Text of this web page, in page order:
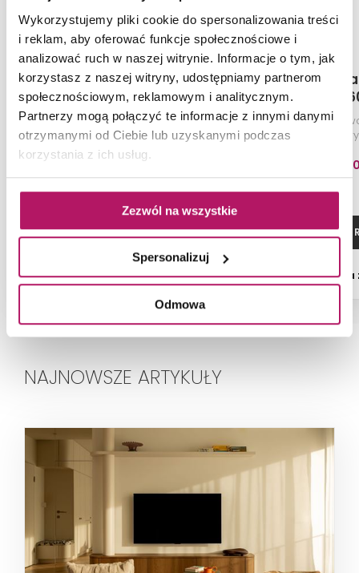
Wykorzystujemy pliki cookie do spersonalizowania treści
i reklam, aby oferować funkcje społecznościowe i
analizować ruch w naszej witrynie. Informacje o tym, jak
korzystasz z naszej witryny, udostępniamy partnerom
społecznościowym, reklamowym i analitycznym.
Partnerzy mogą połączyć te informacje z innymi danymi
otrzymanymi od Ciebie lub uzyskanymi podczas
korzystania z ich usług.
Zezwól na wszystkie
Spersonalizuj
Odmowa
Oristo Brylant OR36-
SD2S-60-2R
Szafka podumywalkowa 60 cm,
biały mat ryflowany
1 958,40 PLN
ZOBACZ PRODUKT
Dostępność:na zamówienie
Oristo
SD1S-
Szafka
biały mat
1
ZOBACZ
Dostępność:
NAJNOWSZE ARTYKUŁY